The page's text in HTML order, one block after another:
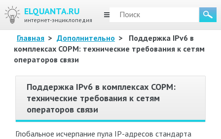
ELQUANTA.RU
интернет-энциклопедия
МЕНЮ
Главная > Дополнительно >
Поддержка IPv6 в
комплексах СОРМ: технические требования к сетям
операторов связи
Поддержка IPv6 в комплексах СОРМ:
технические требования к сетям
операторов связи
Глобальное исчерпание пула IP-адресов стандарта